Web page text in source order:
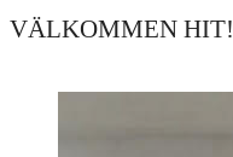
VÄLKOMMEN HIT!